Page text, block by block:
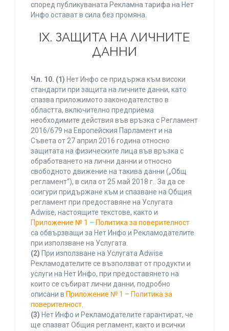
според публикуваната Рекламна тарифа на Нет
Инфо остават в сила без промяна.
IХ. ЗАЩИТА НА ЛИЧНИТЕ
ДАННИ
Чл. 10. (1) Нет Инфо се придържа към високи
стандарти при защита на личните данни, като
спазва приложимото законодателство в
областта, включително предприема
необходимите действия във връзка с Регламент
2016/679 на Европейския Парламент и на
Съвета от 27 април 2016 година относно
защитата на физическите лица във връзка с
обработването на лични данни и относно
свободното движение на такива данни („Общ
регламент“), в сила от 25 май 2018 г.. За да се
осигури придържане към и спазване на Общия
регламент при предоставяне на Услугата
Adwise, настоящите текстове, както и
Приложение № 1 – Политика за поверителност
са обвързващи за Нет Инфо и Рекламодателите
при използване на Услугата.
(2) При използване на Услугата Adwise
Рекламодателите се възползват от продукти и
услуги на Нет Инфо, при предоставянето на
които се събират лични данни, подробно
описани в Приложение № 1 – Политика за
поверителност.
(3) Нет Инфо и Рекламодателите гарантират, че
ще спазват Общия регламент, както и всички